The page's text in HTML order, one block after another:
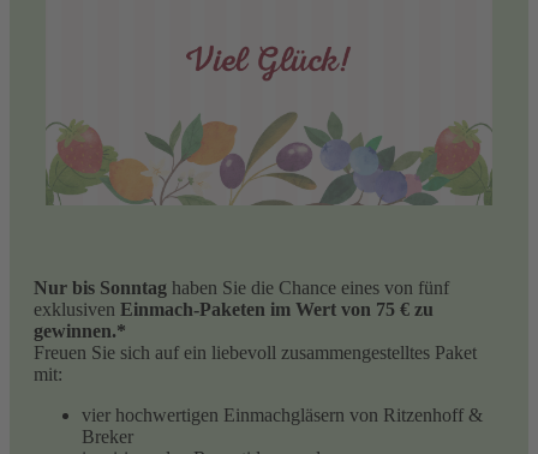
Nur bis Sonntag haben Sie die Chance eines von fünf
exklusiven Einmach-Paketen im Wert von 75 € zu
gewinnen.*
Freuen Sie sich auf ein liebevoll zusammengestelltes Paket
mit:
vier hochwertigen Einmachgläsern von Ritzenhoff &
Breker